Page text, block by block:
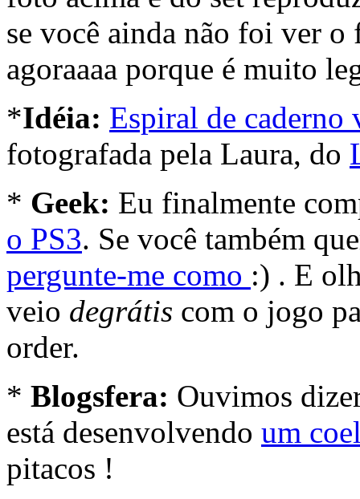
se você ainda não foi ver
agoraaaa porque é muito
*Idéia: Espiral de caderno
fotografada pela Laura, do
* Geek: Eu finalmente
o PS3. Se você também
pergunte-me como :) . E
veio degrátis com o jogo
order.
* Blogsfera: Ouvimos
está desenvolvendo um
pitacos !